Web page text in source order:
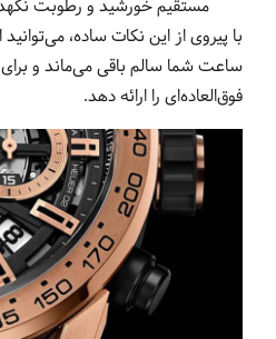
مستقیم خورشید و رطوبت
با پیروی از این نکات ساده،
ساعت شما سالم باقی می‌ماند و
فوق‌العاده‌ای را ارائه دهد.